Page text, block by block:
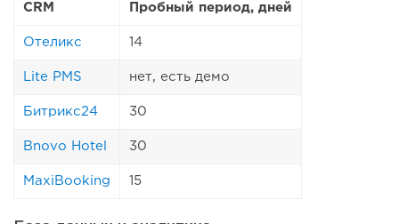
CRM Пробный период, дней
Отеликс 14
Lite PMS нет, есть демо
Битрикс24 30
Bnovo Hotel 30
MaxiBooking 15